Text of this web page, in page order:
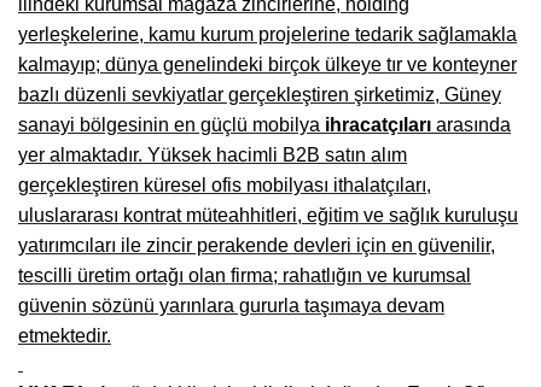
Kars Mobilya İmalatçıları, Mağazaları, Mobilyacılar
Kırşehir Mobilya İmalatçıları, Firmaları, Mobilyacılar
Kütahya Mobilya İmalatçıları, Mağazaları, Mobilyacılar
Malatya Mobilyacılar, Mağazaları, İmalatçıları, Fabrikaları
Sinop Mobilya İmalatçıları, Mağazaları, Mobilyacılar
Tekirdağ Mobilyacılar, Mobilya İmalatçıları, Mağazaları
Muş Mobilya İmalatçıları, Mağazaları, Mobilyacılar
Nevşehir Mobilyacılar, Mobilya İmalatçıları, Mağazaları
yerleşkelerine, kamu kurum projelerine tedarik sağlamakla
kalmayıp; dünya genelindeki birçok ülkeye tır ve konteyner
bazlı düzenli sevkiyatlar gerçekleştiren şirketimiz, Güney
sanayi bölgesinin en güçlü mobilya ihracatçıları arasında
yer almaktadır. Yüksek hacimli B2B satın alım
gerçekleştiren küresel ofis mobilyası ithalatçıları,
uluslararası kontrat müteahhitleri, eğitim ve sağlık kuruluşu
yatırımcıları ile zincir perakende devleri için en güvenilir,
tescilli üretim ortağı olan firma; rahatlığın ve kurumsal
güvenin sözünü yarınlara gururla taşımaya devam
etmektedir.